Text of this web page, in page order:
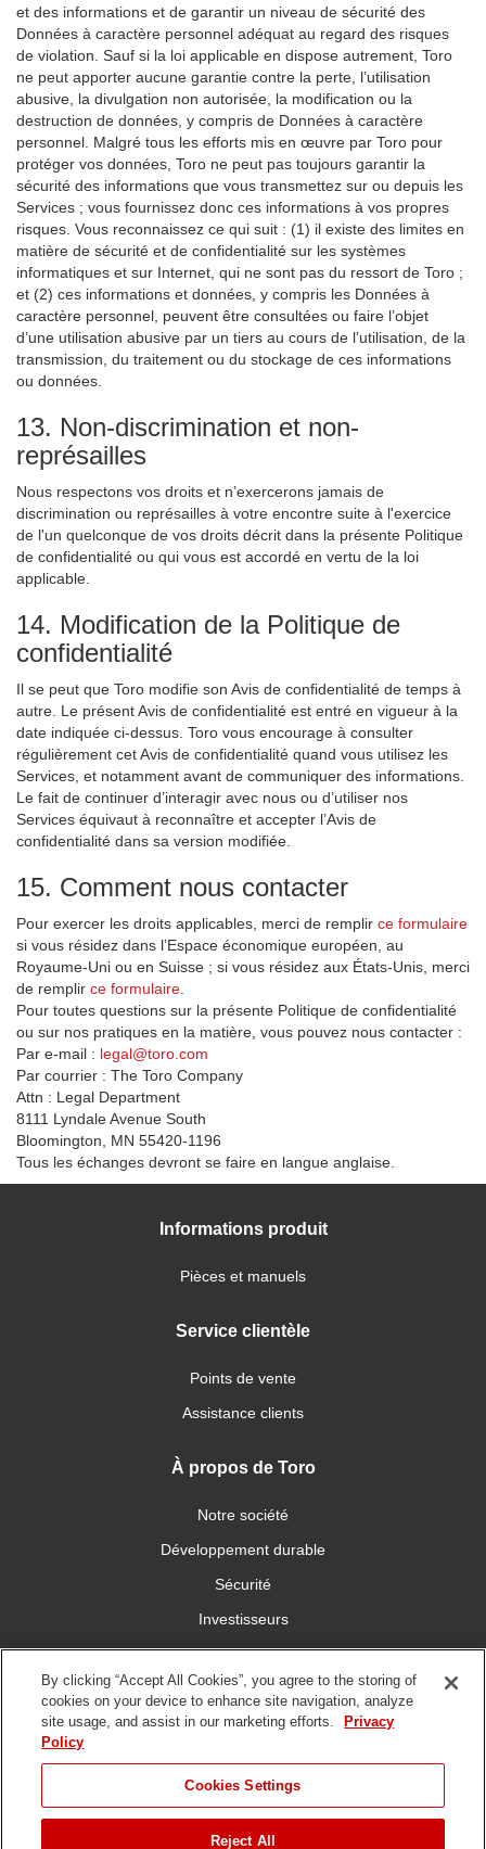
et des informations et de garantir un niveau de sécurité des
Données à caractère personnel adéquat au regard des risques
de violation. Sauf si la loi applicable en dispose autrement, Toro
ne peut apporter aucune garantie contre la perte, l’utilisation
abusive, la divulgation non autorisée, la modification ou la
destruction de données, y compris de Données à caractère
personnel. Malgré tous les efforts mis en œuvre par Toro pour
protéger vos données, Toro ne peut pas toujours garantir la
sécurité des informations que vous transmettez sur ou depuis les
Services ; vous fournissez donc ces informations à vos propres
risques. Vous reconnaissez ce qui suit : (1) il existe des limites en
matière de sécurité et de confidentialité sur les systèmes
informatiques et sur Internet, qui ne sont pas du ressort de Toro ;
et (2) ces informations et données, y compris les Données à
caractère personnel, peuvent être consultées ou faire l’objet
d’une utilisation abusive par un tiers au cours de l’utilisation, de la
transmission, du traitement ou du stockage de ces informations
ou données.
13. Non-discrimination et non-
représailles
Nous respectons vos droits et n’exercerons jamais de
discrimination ou représailles à votre encontre suite à l'exercice
de l'un quelconque de vos droits décrit dans la présente Politique
de confidentialité ou qui vous est accordé en vertu de la loi
applicable.
14. Modification de la Politique de
confidentialité
Il se peut que Toro modifie son Avis de confidentialité de temps à
autre. Le présent Avis de confidentialité est entré en vigueur à la
date indiquée ci-dessus. Toro vous encourage à consulter
régulièrement cet Avis de confidentialité quand vous utilisez les
Services, et notamment avant de communiquer des informations.
Le fait de continuer d’interagir avec nous ou d’utiliser nos
Services équivaut à reconnaître et accepter l’Avis de
confidentialité dans sa version modifiée.
15. Comment nous contacter
Pour exercer les droits applicables, merci de remplir ce formulaire
si vous résidez dans l’Espace économique européen, au
Royaume-Uni ou en Suisse ; si vous résidez aux États-Unis, merci
de remplir ce formulaire
Pour toutes questions sur la présente Politique de confidentialité
ou sur nos pratiques en la matière, vous pouvez nous contacter :
Par e-mail : legal@toro.com
Par courrier : The Toro Company
Attn : Legal Department
8111 Lyndale Avenue South
Bloomington, MN 55420-1196
Tous les échanges devront se faire en langue anglaise.
Informations produit
Pièces et manuels
Service clientèle
Points de vente
Assistance clients
À propos de Toro
Notre société
Développement durable
Sécurité
Investisseurs
Carrières
Connectez-vous avec nous
By clicking “Accept All Cookies”, you agree to the storing of
cookies on your device to enhance site navigation, analyze
site usage, and assist in our marketing efforts.
Privacy
Policy
Cookies Settings
Reject All